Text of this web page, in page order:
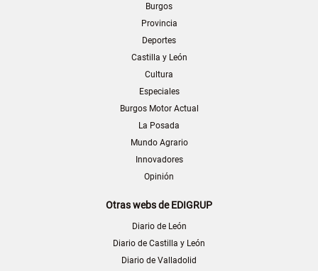
Burgos
Provincia
Deportes
Castilla y León
Cultura
Especiales
Burgos Motor Actual
La Posada
Mundo Agrario
Innovadores
Opinión
Otras webs de EDIGRUP
Diario de León
Diario de Castilla y León
Diario de Valladolid